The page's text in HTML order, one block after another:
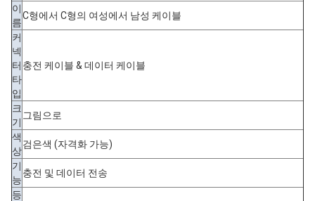
이
름
C형에서 C형의 여성에서 남성 케이블
커
넥
터
타
입
충전 케이블 & 데이터 케이블
크
기
그림으로
색
상
검은색 (자격화 가능)
기
능
충전 및 데이터 전송
등